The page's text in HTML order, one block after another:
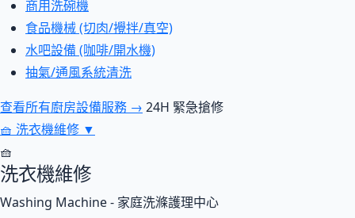
商用洗碗機
食品機械 (切肉/攪拌/真空)
水吧設備 (咖啡/開水機)
抽氣/通風系統清洗
查看所有廚房設備服務 → 24H 緊急搶修
🧺 洗衣機維修 ▼
🧺
洗衣機維修
Washing Machine - 家庭洗滌護理中心